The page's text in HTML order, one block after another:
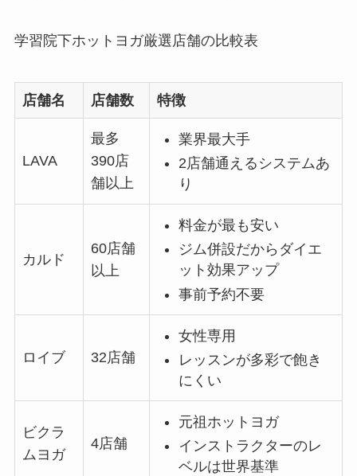
学習院下ホットヨガ厳選店舗の比較表
店舗名 店舗数 特徴
LAVA
最多
390店
舗以上
業界最大手
2店舗通えるシステムあ
り
カルド
60店舗
以上
料金が最も安い
ジム併設だからダイエ
ット効果アップ
事前予約不要
ロイブ 32店舗
女性専用
レッスンが多彩で飽き
にくい
ビクラ
ムヨガ
4店舗
元祖ホットヨガ
インストラクターのレ
ベルは世界基準